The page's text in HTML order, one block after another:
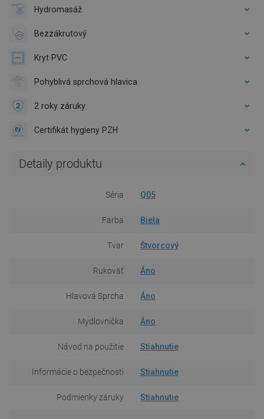
Hydromasáž
Bezzákrutový
Kryt PVC
Pohyblivá sprchová hlavica
2 roky záruky
Certifikát hygieny PZH
Detaily produktu
Séria Q05
Farba Biela
Tvar Štvorcový
Rukoväť Áno
Hlavová Sprcha Áno
Mydlovnička Áno
Návod na použitie Stiahnutie
Informácie o bezpečnosti Stiahnutie
Podmienky záruky Stiahnutie